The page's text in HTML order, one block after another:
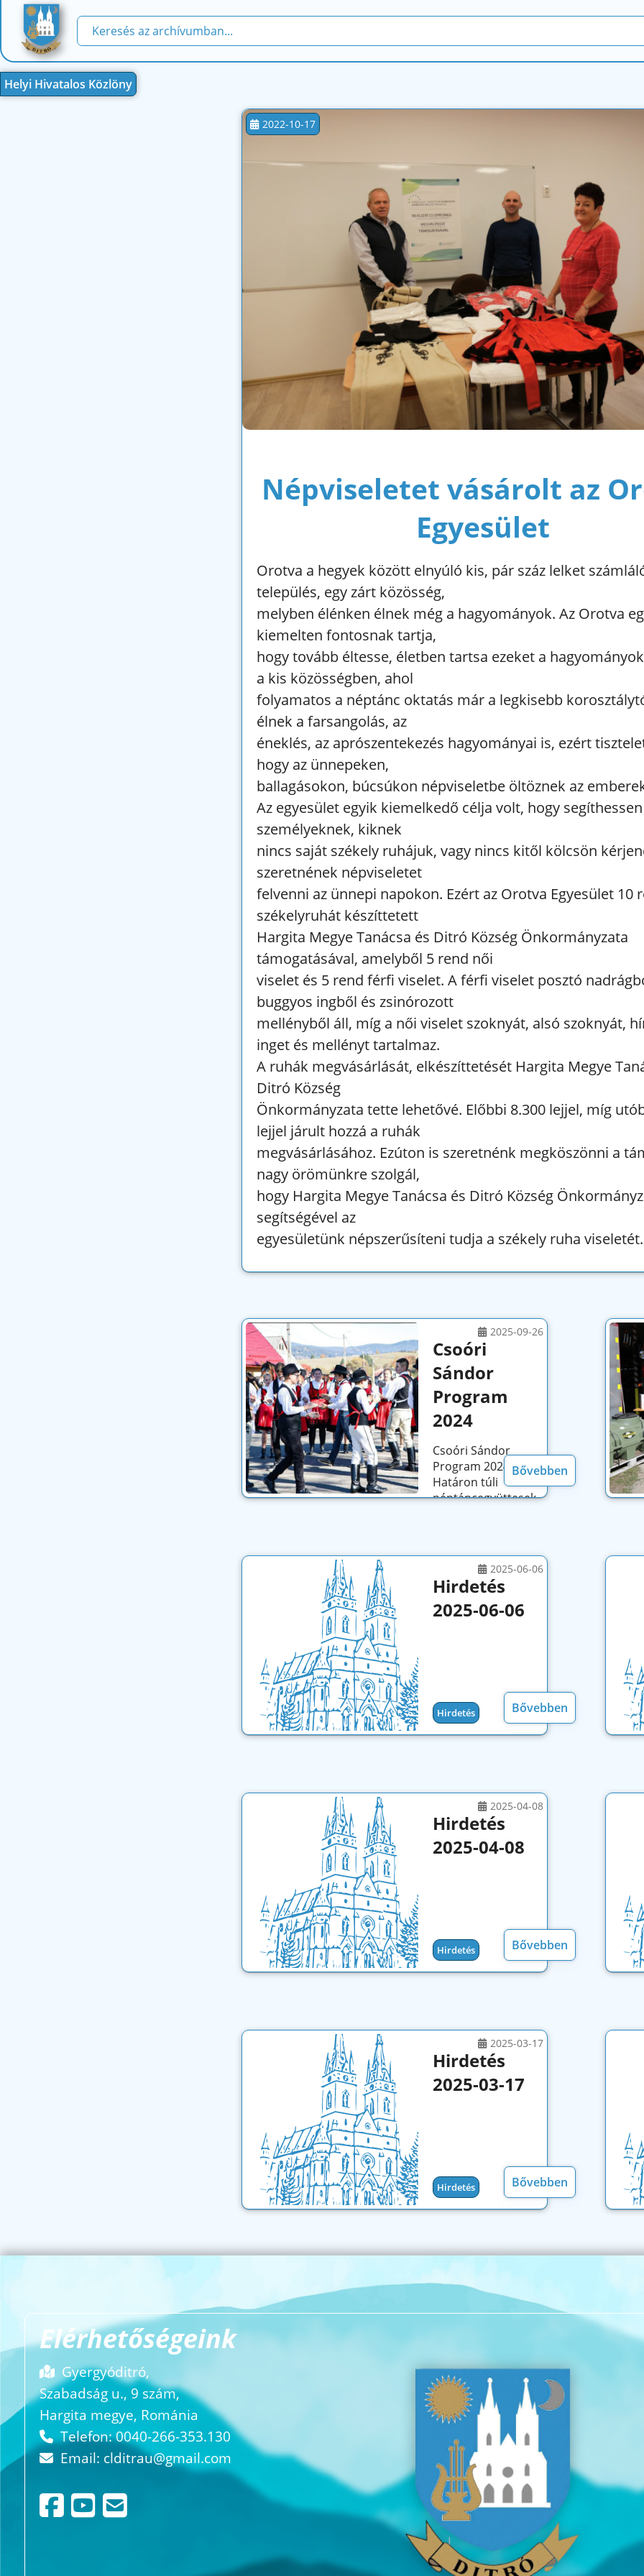
Helyi Hivatalos Közlöny
2022-10-17
Népviseletet vásárolt az
Egyesület
Orotva a hegyek között elnyúló kis, pár száz lelket
település, egy zárt közösség,
melyben élénken élnek még a hagyományok. Az Orotva
kiemelten fontosnak tartja,
hogy tovább éltesse, életben tartsa ezeket a
a kis közösségben, ahol
folyamatos a néptánc oktatás már a legkisebb
élnek a farsangolás, az
éneklés, az aprószentekezés hagyományai is, ezért
hogy az ünnepeken,
ballagásokon, búcsúkon népviseletbe öltöznek az
Az egyesület egyik kiemelkedő célja volt, hogy
személyeknek, kiknek
nincs saját székely ruhájuk, vagy nincs kitől kölcsön
szeretnének népviseletet
felvenni az ünnepi napokon. Ezért az Orotva Egyesület 10
székelyruhát készíttetett
Hargita Megye Tanácsa és Ditró Község Önkormányzata
támogatásával, amelyből 5 rend női
viselet és 5 rend férfi viselet. A férfi viselet posztó
buggyos ingből és zsinórozott
mellényből áll, míg a női viselet szoknyát, alsó szoknyát,
inget és mellényt tartalmaz.
A ruhák megvásárlását, elkészíttetését Hargita Megye
Ditró Község
Önkormányzata tette lehetővé. Előbbi 8.300 lejjel, míg
lejjel járult hozzá a ruhák
megvásárlásához. Ezúton is szeretnénk megköszönni a
nagy örömünkre szolgál,
hogy Hargita Megye Tanácsa és Ditró Község
segítségével az
egyesületünk népszerűsíteni tudja a székely ruha viseletét.
Csoóri
Sándor
Program
2024
Csoóri Sándor
Program 2024 -
Határon túli
néptáncegyüttesek
megvalósítása, a
közösségek
megerősítése...
Hirdetés
2025-09-26
Bővebben
Hirdetés
2025-06-06
Hirdetés
2025-06-06
Bővebben
Hirdetés
2025-04-08
Hirdetés
2025-04-08
Bővebben
Hirdetés
2025-03-17
Hirdetés
2025-03-17
Bővebben
Elérhetőségeink
Gyergyóditró,
Szabadság u., 9 szám,
Hargita megye, Románia
Telefon: 0040-266-353.130
Email: clditrau@gmail.com